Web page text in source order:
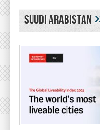
suudi arabistan